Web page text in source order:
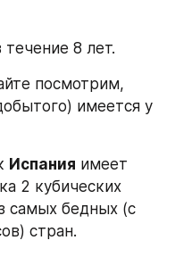
8 лет.
посмотрим,
имеется у
Испания имеет
2 кубических
самых бедных (с
стран.